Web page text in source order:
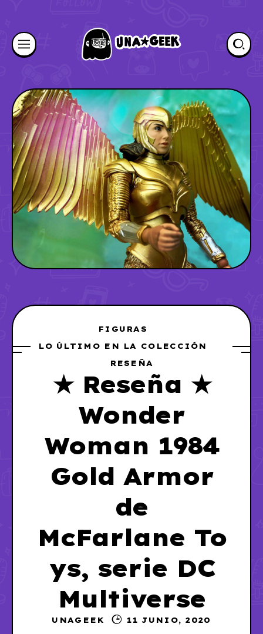
FIGURAS
LO ÚLTIMO EN LA COLECCIÓN
RESEÑA
★ Reseña ★
Wonder
Woman 1984
Gold Armor
de
McFarlane To
ys, serie DC
Multiverse
UNAGEEK 11 JUNIO, 2020